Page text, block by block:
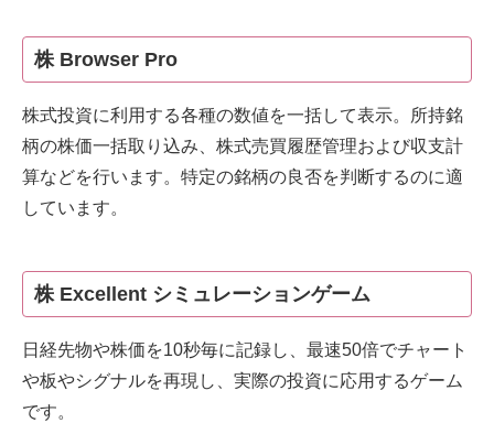
株 Browser Pro
株式投資に利用する各種の数値を一括して表示。所持銘
柄の株価一括取り込み、株式売買履歴管理および収支計
算などを行います。特定の銘柄の良否を判断するのに適
しています。
株 Excellent シミュレーションゲーム
日経先物や株価を10秒毎に記録し、最速50倍でチャート
や板やシグナルを再現し、実際の投資に応用するゲーム
です。